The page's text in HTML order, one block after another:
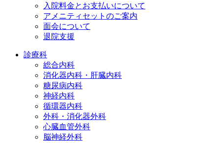
入院料金とお支払いについて
アメニティセットのご案内
面会について
退院支援
診療科
総合内科
消化器内科・肝臓内科
糖尿病内科
神経内科
循環器内科
外科・消化器外科
心臓血管外科
脳神経外科